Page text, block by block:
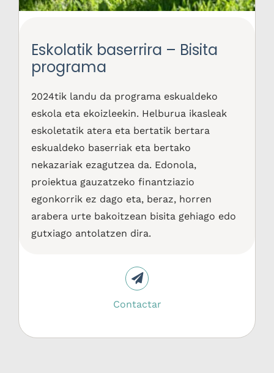
Eskolatik baserrira – Bisita
programa
2024tik landu da programa eskualdeko
eskola eta ekoizleekin. Helburua ikasleak
eskoletatik atera eta bertatik bertara
eskualdeko baserriak eta bertako
nekazariak ezagutzea da. Edonola,
proiektua gauzatzeko finantziazio
egonkorrik ez dago eta, beraz, horren
arabera urte bakoitzean bisita gehiago edo
gutxiago antolatzen dira.
Contactar